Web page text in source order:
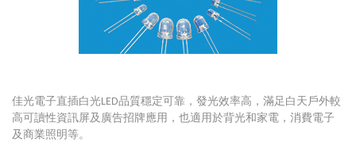
佳光電子直插白光LED品質穩定可靠，發光效率高，滿足白天戶外較
高可讀性資訊屏及廣告招牌應用，也適用於背光和家電，消費電子
及商業照明等。